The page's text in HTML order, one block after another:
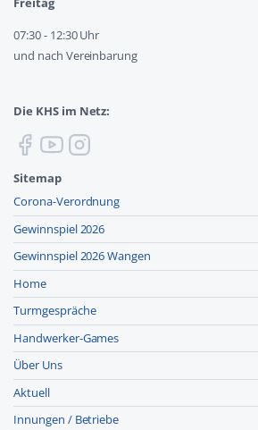
07:30 - 12:30 Uhr
und nach Vereinbarung
Die KHS im Netz:
Sitemap
Corona-Verordnung
Gewinnspiel 2026
Gewinnspiel 2026 Wangen
Home
Turmgespräche
Handwerker-Games
Über Uns
Aktuell
Innungen / Betriebe